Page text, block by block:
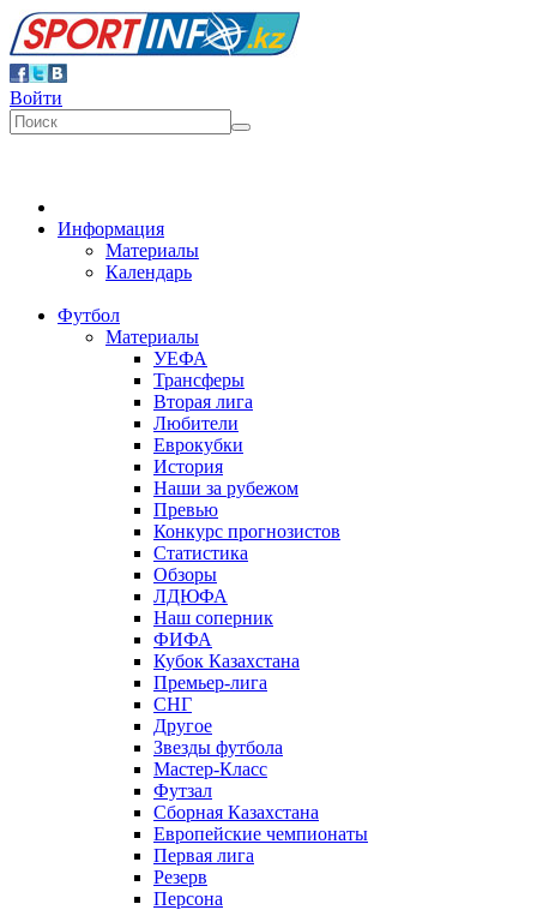
Войти
Информация
Материалы
Календарь
Футбол
Материалы
УЕФА
Трансферы
Вторая лига
Любители
Еврокубки
История
Наши за рубежом
Превью
Конкурс прогнозистов
Статистика
Обзоры
ЛДЮФА
Наш соперник
ФИФА
Кубок Казахстана
Премьер-лига
СНГ
Другое
Звезды футбола
Мастер-Класс
Футзал
Сборная Казахстана
Европейские чемпионаты
Первая лига
Резерв
Персона